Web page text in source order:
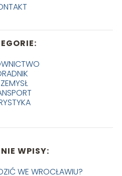
WPISY:
WE WROCŁAWIU?